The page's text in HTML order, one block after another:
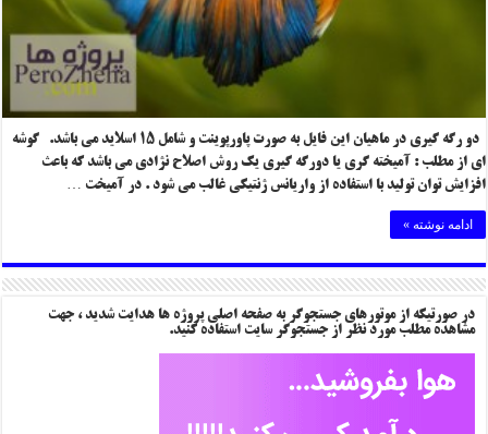
دو رگه گیری در ماهیان این فایل به صورت پاورپوینت و شامل ۱۵ اسلاید می باشد. گوشه
ای از مطلب : آمیخته گری یا دورگه گیری یک روش اصلاح نژادی می باشد که باعث
افزایش توان تولید با استفاده از واریانس ژنتیکی غالب می شود . در آمیخت …
ادامه نوشته »
در صورتیکه از موتورهای جستجوگر به صفحه اصلی پروژه ها هدایت شدید ، جهت
مشاهده مطلب مورد نظر از جستجوگر سایت استفاده کنید.